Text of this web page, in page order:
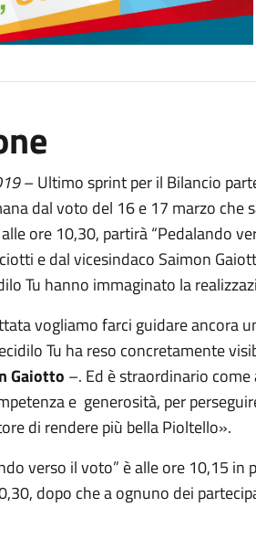
9– Ultimo sprint per il Bilancio
dal voto del 16 e 17 marzo che
ore 10,30, partirà “Pedalando
e dal vicesindaco Saimon
Tu hanno immaginato la
vogliamo farci guidare ancora
Tu ha reso concretamente
Gaiotto –. Ed è straordinario
e generosità, per
di rendere più bella Pioltello».
verso il voto” è alle ore 10,15 in
dopo che a ognuno dei